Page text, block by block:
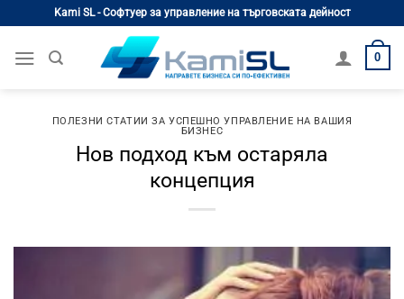
content
Kami SL - Софтуер за управление на търговската дейност
0
ПОЛЕЗНИ СТАТИИ ЗА УСПЕШНО УПРАВЛЕНИЕ НА ВАШИЯ
БИЗНЕС
Нов подход към остаряла
концепция